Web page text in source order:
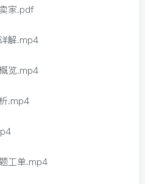
家.pdf
解.mp4
览.mp4
.mp4
工单.mp4